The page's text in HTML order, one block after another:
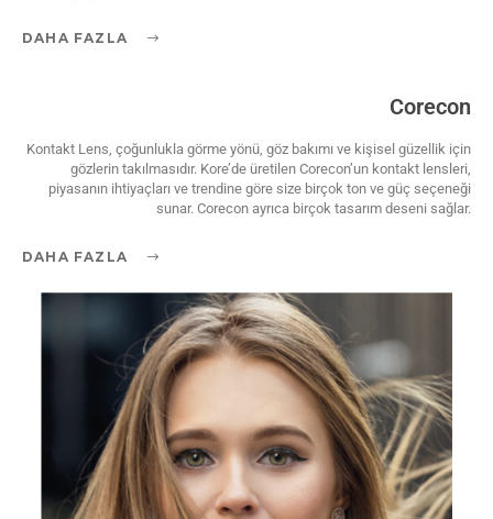
DAHA FAZLA
Corecon
Kontakt Lens, çoğunlukla görme yönü, göz bakımı ve kişisel güzellik için
gözlerin takılmasıdır. Kore’de üretilen Corecon’un kontakt lensleri,
piyasanın ihtiyaçları ve trendine göre size birçok ton ve güç seçeneği
sunar. Corecon ayrıca birçok tasarım deseni sağlar.
DAHA FAZLA